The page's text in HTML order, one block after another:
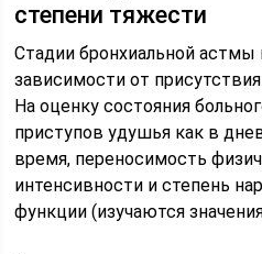
степени тяжести
Стадии бронхиальной
зависимости от
На оценку состояния
приступов удушья как в
время, переносимость
интенсивности и степень
функции (изучаются